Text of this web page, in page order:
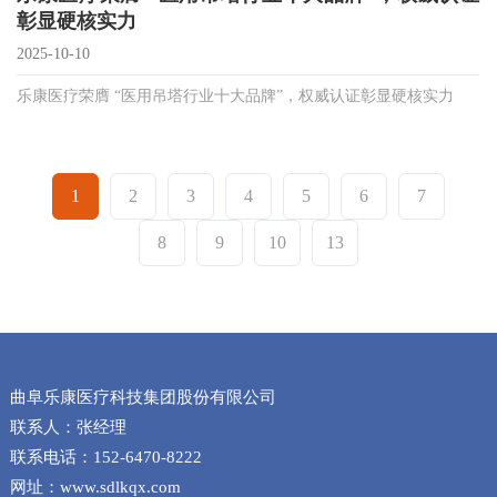
彰显硬核实力
2025-10-10
乐康医疗荣膺 “医用吊塔行业十大品牌”，权威认证彰显硬核实力
1 2 3 4 5 6 7
8 9 10 13
曲阜乐康医疗科技集团股份有限公司
联系人：张经理
联系电话：152-6470-8222
网址：www.sdlkqx.com